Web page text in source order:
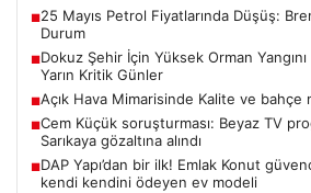
■25 Mayıs Petrol Fiyatlarında Düşüş:
Durum
■Dokuz Şehir İçin Yüksek Orman Yangını
Yarın Kritik Günler
■Açık Hava Mimarisinde Kalite ve bahçe
■Cem Küçük soruşturması: Beyaz TV
Sarıkaya gözaltına alındı
■DAP Yapı’dan bir ilk! Emlak Konut
kendi kendini ödeyen ev modeli